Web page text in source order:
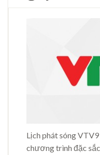
Lịch phát sóng
chương trình đặc